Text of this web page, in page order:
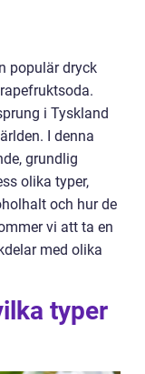
populär dryck
i Tyskland
I denna
grundlig
olika typer,
och hur de
vi att ta en
med olika
typer